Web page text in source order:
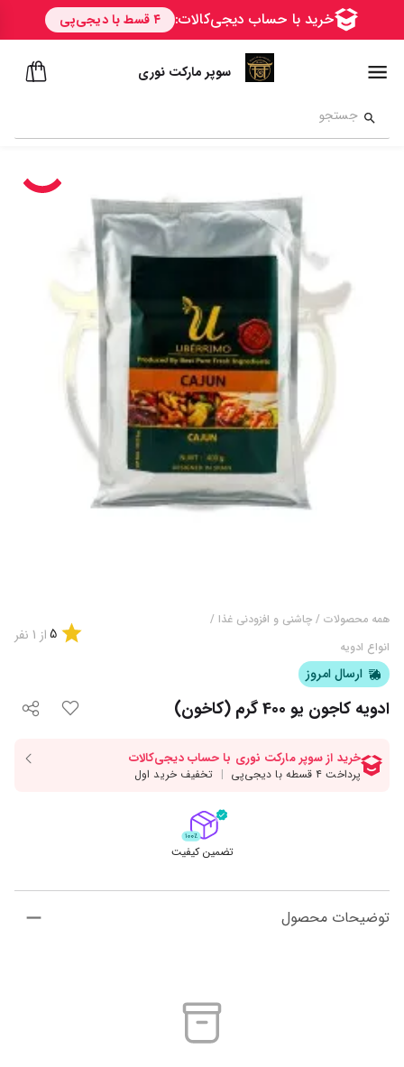
سوپر مارکت نوری
همه محصولات / چاشنی و افزودنی غذا /
انواع ادویه
5از 1نفر
ارسال امروز
ادویه کاجون یو 400 گرم (کاخون)
تضمین کیفیت
توضیحات محصول